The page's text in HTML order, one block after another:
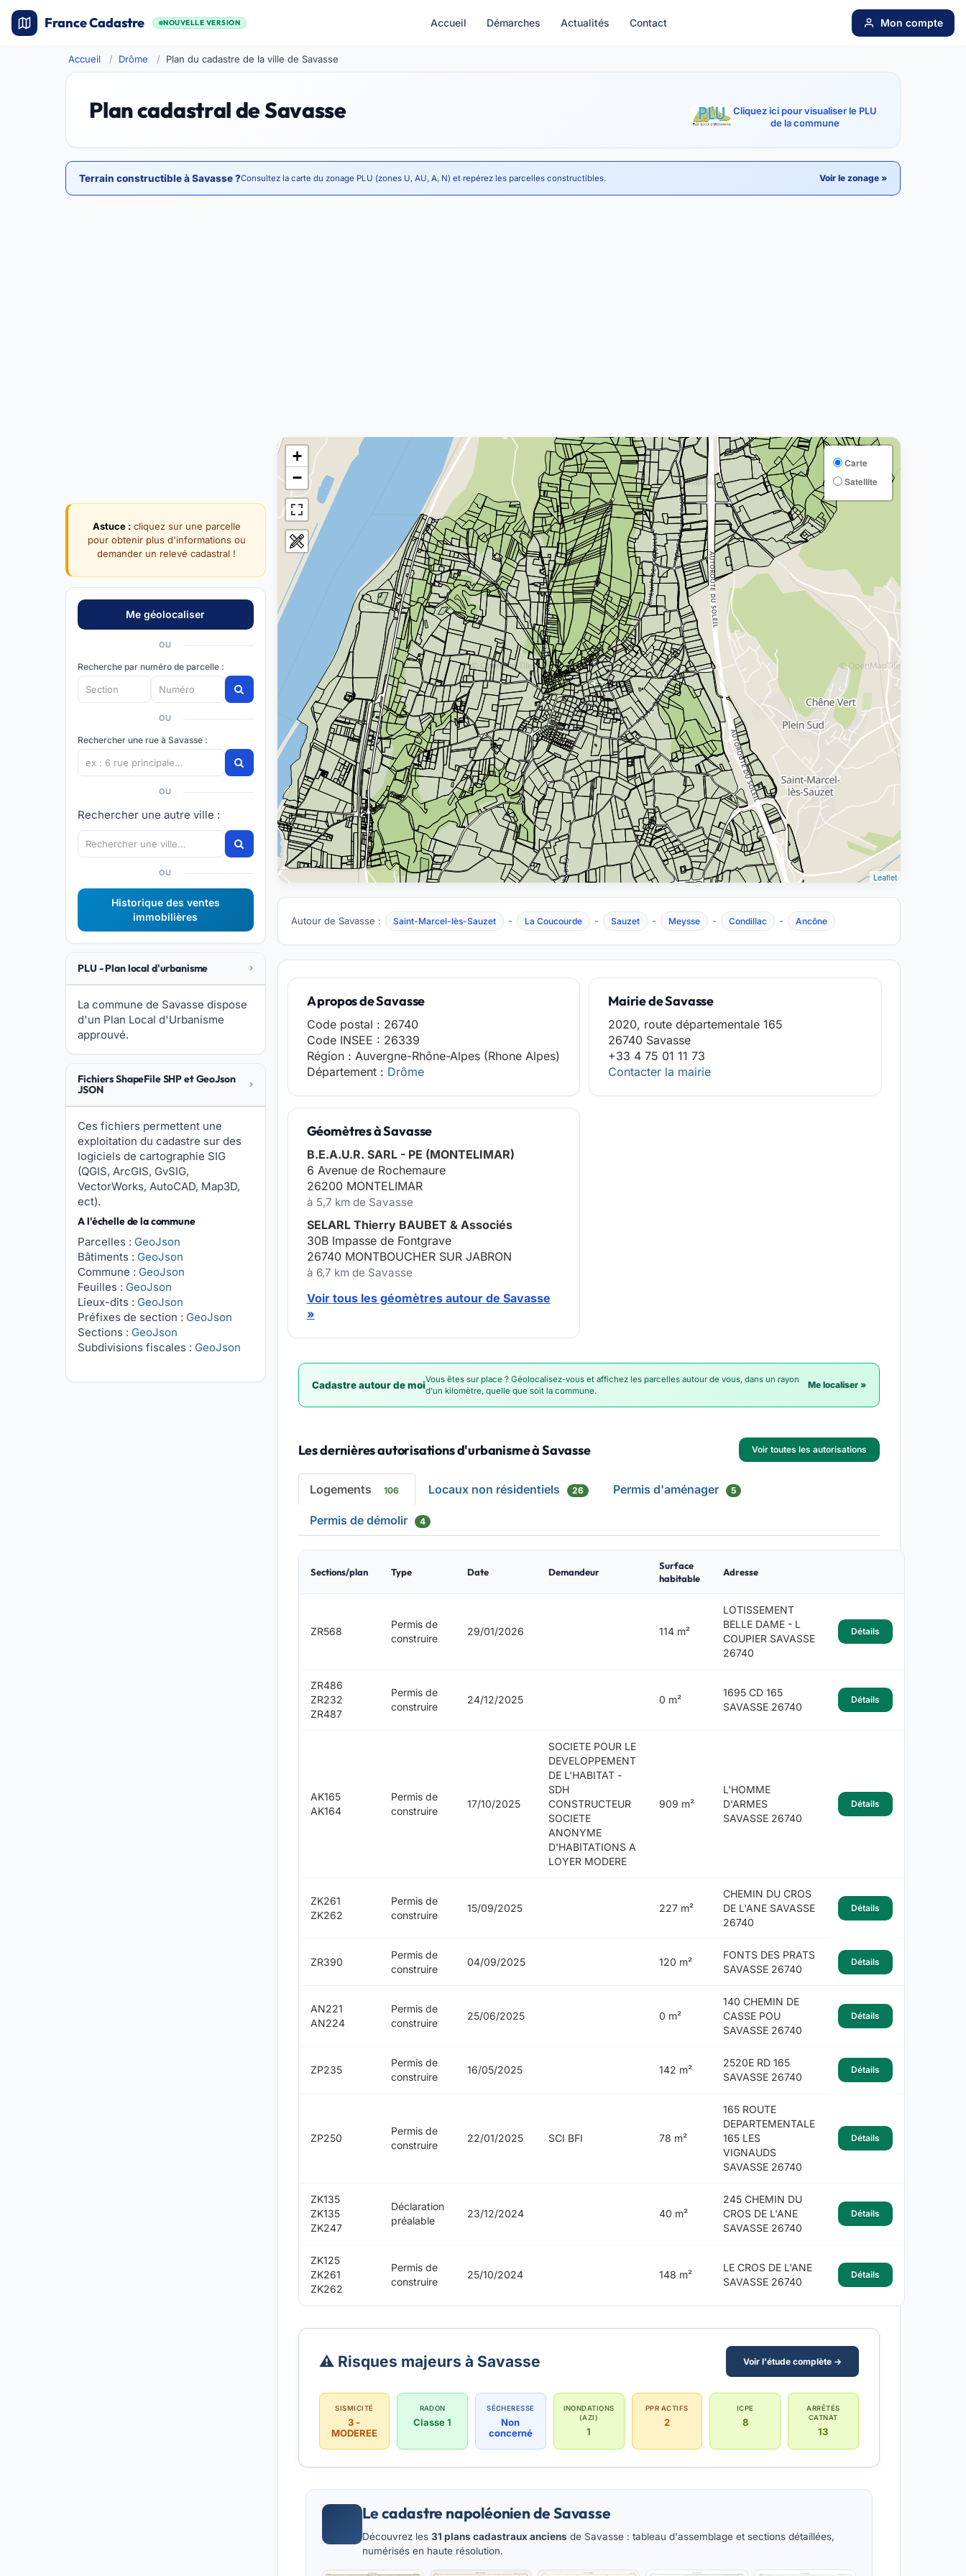
France Cadastre NOUVELLE VERSION Accueil Démarches Actualités Contact Mon compte
Accueil Drôme Plan du cadastre de la ville de Savasse
Plan cadastral de Savasse
Cliquez ici pour visualiser le PLU
de la commune
Terrain constructible à Savasse ?Consultez la carte du zonage PLU (zones U, AU, A, N) et repérez les parcelles constructibles. Voir le zonage »
Astuce :cliquez sur une parcelle
pour obtenir plus d'informations ou
demander un relevé cadastral !
OU
Recherche par numéro de parcelle :
OU
Rechercher une rue à Savasse :
OU
Rechercher une autre ville :
OU
Historique des ventes
immobilières
PLU - Plan local d'urbanisme
La commune de Savasse dispose
d'un Plan Local d'Urbanisme
approuvé.
Fichiers ShapeFile SHP et GeoJson
JSON
Ces fichiers permettent une
exploitation du cadastre sur des
logiciels de cartographie SIG
(QGIS, ArcGIS, GvSIG,
VectorWorks, AutoCAD, Map3D,
ect).
A l'échelle de la commune
Parcelles : GeoJson
Bâtiments : GeoJson
Commune : GeoJson
Feuilles : GeoJson
Lieux-dits : GeoJson
Préfixes de section : GeoJson
Sections : GeoJson
Subdivisions fiscales : GeoJson
+
−
Carte
Satellite
Leaflet
Autour de Savasse : Saint-Marcel-lès-Sauzet - La Coucourde - Sauzet - Meysse - Condillac - Ancône
A propos de Savasse
Code postal : 26740
Code INSEE : 26339
Région : Auvergne-Rhône-Alpes (Rhone Alpes)
Département : Drôme
Mairie de Savasse
2020, route départementale 165
26740 Savasse
+33 4 75 01 11 73
Contacter la mairie
Géomètres à Savasse
B.E.A.U.R. SARL - PE (MONTELIMAR)
6 Avenue de Rochemaure
26200 MONTELIMAR
à 5,7 km de Savasse
SELARL Thierry BAUBET & Associés
30B Impasse de Fontgrave
26740 MONTBOUCHER SUR JABRON
à 6,7 km de Savasse
Voir tous les géomètres autour de Savasse
»
Cadastre autour de moiVous êtes sur place ? Géolocalisez-vous et affichez les parcelles autour de vous, dans un rayon
d'un kilomètre, quelle que soit la commune.
Me localiser »
Les dernières autorisations d'urbanisme à Savasse Voir toutes les autorisations
Logements 106 Locaux non résidentiels 26 Permis d'aménager 5
Permis de démolir 4
Sections/plan Type Date Demandeur
Surface
habitable
Adresse
ZR568
Permis de
construire
29/01/2026 114 m²
LOTISSEMENT
BELLE DAME - L
COUPIER SAVASSE
26740
Détails
ZR486
ZR232
ZR487
Permis de
construire
24/12/2025 0 m²
1695 CD 165
SAVASSE 26740
Détails
AK165
AK164
Permis de
construire
17/10/2025
SOCIETE POUR LE
DEVELOPPEMENT
DE L'HABITAT -
SDH
CONSTRUCTEUR
SOCIETE
ANONYME
D'HABITATIONS A
LOYER MODERE
909 m²
L'HOMME
D'ARMES
SAVASSE 26740
Détails
ZK261
ZK262
Permis de
construire
15/09/2025 227 m²
CHEMIN DU CROS
DE L'ANE SAVASSE
26740
Détails
ZR390
Permis de
construire
04/09/2025 120 m²
FONTS DES PRATS
SAVASSE 26740
Détails
AN221
AN224
Permis de
construire
25/06/2025 0 m²
140 CHEMIN DE
CASSE POU
SAVASSE 26740
Détails
ZP235
Permis de
construire
16/05/2025 142 m²
2520E RD 165
SAVASSE 26740
Détails
ZP250
Permis de
construire
22/01/2025 SCI BFI 78 m²
165 ROUTE
DEPARTEMENTALE
165 LES
VIGNAUDS
SAVASSE 26740
Détails
ZK135
ZK135
ZK247
Déclaration
préalable
23/12/2024 40 m²
245 CHEMIN DU
CROS DE L'ANE
SAVASSE 26740
Détails
ZK125
ZK261
ZK262
Permis de
construire
25/10/2024 148 m²
LE CROS DE L'ANE
SAVASSE 26740
Détails
⚠️ Risques majeurs à Savasse Voir l'étude complète →
SISMICITÉ
3 -
MODEREE
RADON
Classe 1
SÉCHERESSE
Non
concerné
INONDATIONS
(AZI)
1
PPR ACTIFS
2
ICPE
8
ARRÊTÉS
CATNAT
13
Le cadastre napoléonien de Savasse
Découvrez les 31 plans cadastraux anciens de Savasse : tableau d'assemblage et sections détaillées,
numérisés en haute résolution.